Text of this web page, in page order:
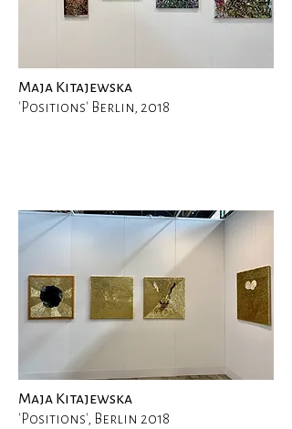
Maja Kitajewska
'Positions' Berlin, 2018
Maja Kitajewska
'Positions', Berlin 2018